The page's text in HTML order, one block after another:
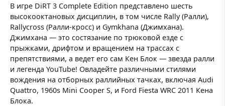
В игре DiRT 3 Complete Edition представлено шесть
высокооктановых дисциплин, в том числе Rally (Ралли),
Rallycross (Ралли-кросс) и Gymkhana (Джимхана).
Джимхана — это состязание по трюковой езде с
прыжками, дрифтом и вращением на трассах с
препятствиями, а ведет его сам Кен Блок — звезда ралли
и легенда YouTube! Овладейте различными стилями
вождения на отборных раллийных тачках, включая Audi
Quattro, 1960s Mini Cooper S, и Ford Fiesta WRC 2011 Кена
Блока.